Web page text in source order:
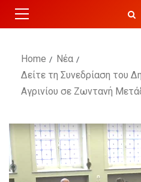
Home
Νέα
Δείτε τη Συνεδρίαση του
Αγρινίου σε Ζωντανή